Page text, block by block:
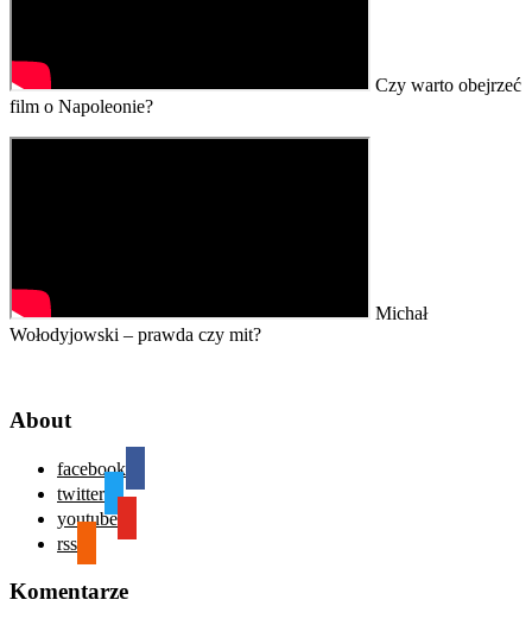
Czy warto obejrzeć
film o Napoleonie?
Michał
Wołodyjowski – prawda czy mit?
About
facebook
twitter
youtube
rss
Komentarze